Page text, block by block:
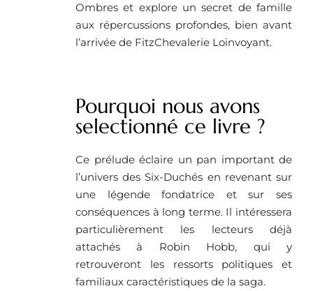
Ombres et explore un secret de famille
aux répercussions profondes, bien avant
l’arrivée de FitzChevalerie Loinvoyant.
Pourquoi nous avons
selectionné ce livre ? ​
Ce prélude éclaire un pan important de
l’univers des Six-Duchés en revenant sur
une légende fondatrice et sur ses
conséquences à long terme. Il intéressera
particulièrement les lecteurs déjà
attachés à Robin Hobb, qui y
retrouveront les ressorts politiques et
familiaux caractéristiques de la saga.